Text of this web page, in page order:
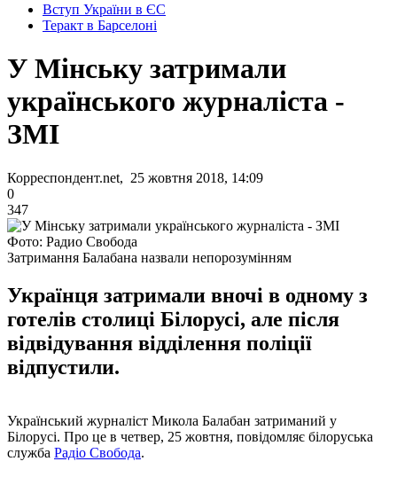
Вступ України в ЄС
Теракт в Барселоні
У Мінську затримали
українського журналіста -
ЗМІ
Корреспондент.net, 25 жовтня 2018, 14:09
0
347
Фото: Радио Свобода
Затримання Балабана назвали непорозумінням
Українця затримали вночі в одному з
готелів столиці Білорусі, але після
відвідування відділення поліції
відпустили.
Український журналіст Микола Балабан затриманий у
Білорусі. Про це в четвер, 25 жовтня, повідомляє білоруська
служба Радіо Свобода.